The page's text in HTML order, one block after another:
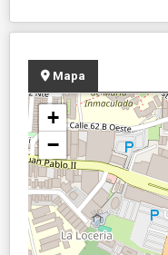
Mapa
+
−